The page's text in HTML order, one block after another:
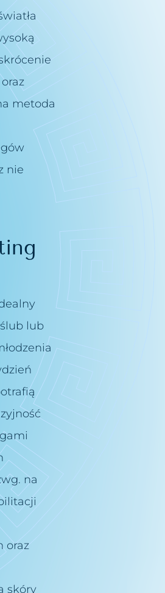
metoda
nie
lub
na
oraz
skóry